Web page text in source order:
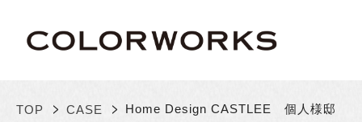
TOP > CASE > Home Design CASTLEE 個人様邸